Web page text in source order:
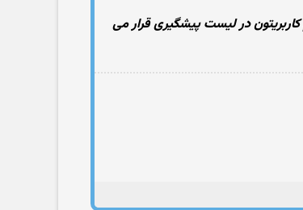
در لیست پیشگیری قرار می